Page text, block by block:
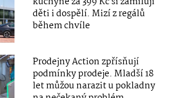
děti i dospělí. Mizí z regálů
během chvíle
Prodejny Action zpřísňují
podmínky prodeje. Mladší 18
let můžou narazit u pokladny